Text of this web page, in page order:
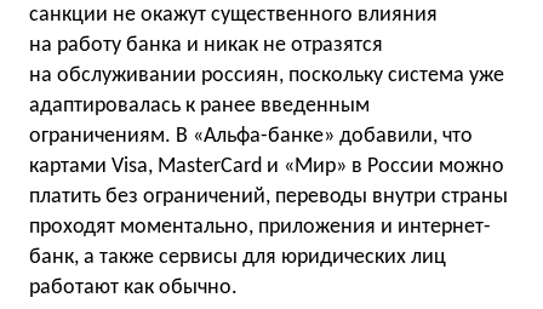
санкции не окажут существенного влияния
на работу банка и никак не отразятся
на обслуживании россиян, поскольку система уже
адаптировалась к ранее введенным
ограничениям. В «Альфа-банке» добавили, что
картами Visa, MasterCard и «Мир» в России можно
платить без ограничений, переводы внутри страны
проходят моментально, приложения и интернет-
банк, а также сервисы для юридических лиц
работают как обычно.